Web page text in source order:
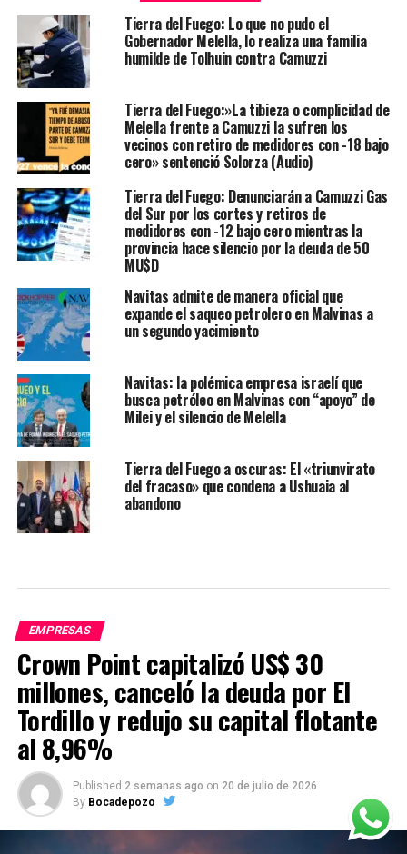
Tierra del Fuego: Lo que no pudo el
Gobernador Melella, lo realiza una familia
humilde de Tolhuin contra Camuzzi
Tierra del Fuego:»La tibieza o complicidad de
Melella frente a Camuzzi la sufren los
vecinos con retiro de medidores con -18 bajo
cero» sentenció Solorza (Audio)
Tierra del Fuego: Denunciarán a Camuzzi Gas
del Sur por los cortes y retiros de
medidores con -12 bajo cero mientras la
provincia hace silencio por la deuda de 50
MU$D
Navitas admite de manera oficial que
expande el saqueo petrolero en Malvinas a
un segundo yacimiento
Navitas: la polémica empresa israelí que
busca petróleo en Malvinas con “apoyo” de
Milei y el silencio de Melella
Tierra del Fuego a oscuras: El «triunvirato
del fracaso» que condena a Ushuaia al
abandono
EMPRESAS
Crown Point capitalizó US$ 30
millones, canceló la deuda por El
Tordillo y redujo su capital flotante
al 8,96%
Published 2 semanas ago on 20 de julio de 2026
By Bocadepozo